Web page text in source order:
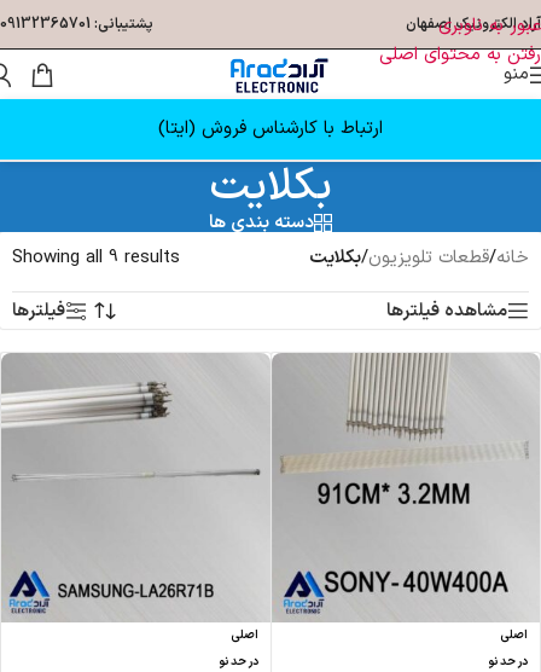
عبور به ناوبری
رفتن به محتوای اصلی
آراد الکترونیک اصفهان پشتیبانی: 09132365701
منو
ارتباط با کارشناس فروش (ایتا)
بکلایت
دسته بندی ها
خانه/قطعات تلویزیون/بکلایت
Showing all 9 results
مشاهده فیلترها
فیلترها
اصلی
در حد نو
اصلی
در حد نو